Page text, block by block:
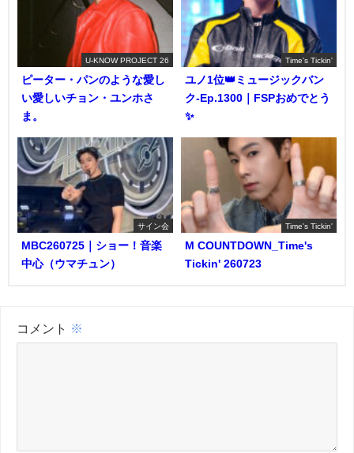
U-KNOW PROJECT 26
ピーター・パンのような愛し
い愛しいチョン・ユンホさ
ま。
Time's Tickin'
ユノ1位👑ミュージックバン
ク-Ep.1300｜FSPおめでとう
✨️
サイン会
MBC260725｜ショー！音楽
中心（ウマチュン）
Time's Tickin'
M COUNTDOWN_Time's
Tickin' 260723
コメント ※